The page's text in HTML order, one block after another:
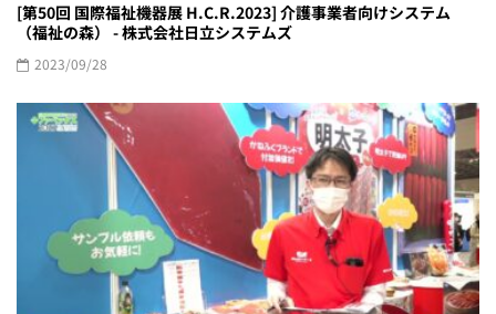
[第50回 国際福祉機器展 H.C.R.2023] 介護事業者向けシステム
（福祉の森） - 株式会社日立システムズ
2023/09/28